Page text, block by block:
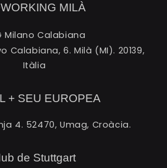
MILÀ
Milano Calabiana
Calabiana, 6. Milà (MI). 20139,
Itàlia
+ SEU EUROPEA
4. 52470, Umag, Croàcia.
de Stuttgart